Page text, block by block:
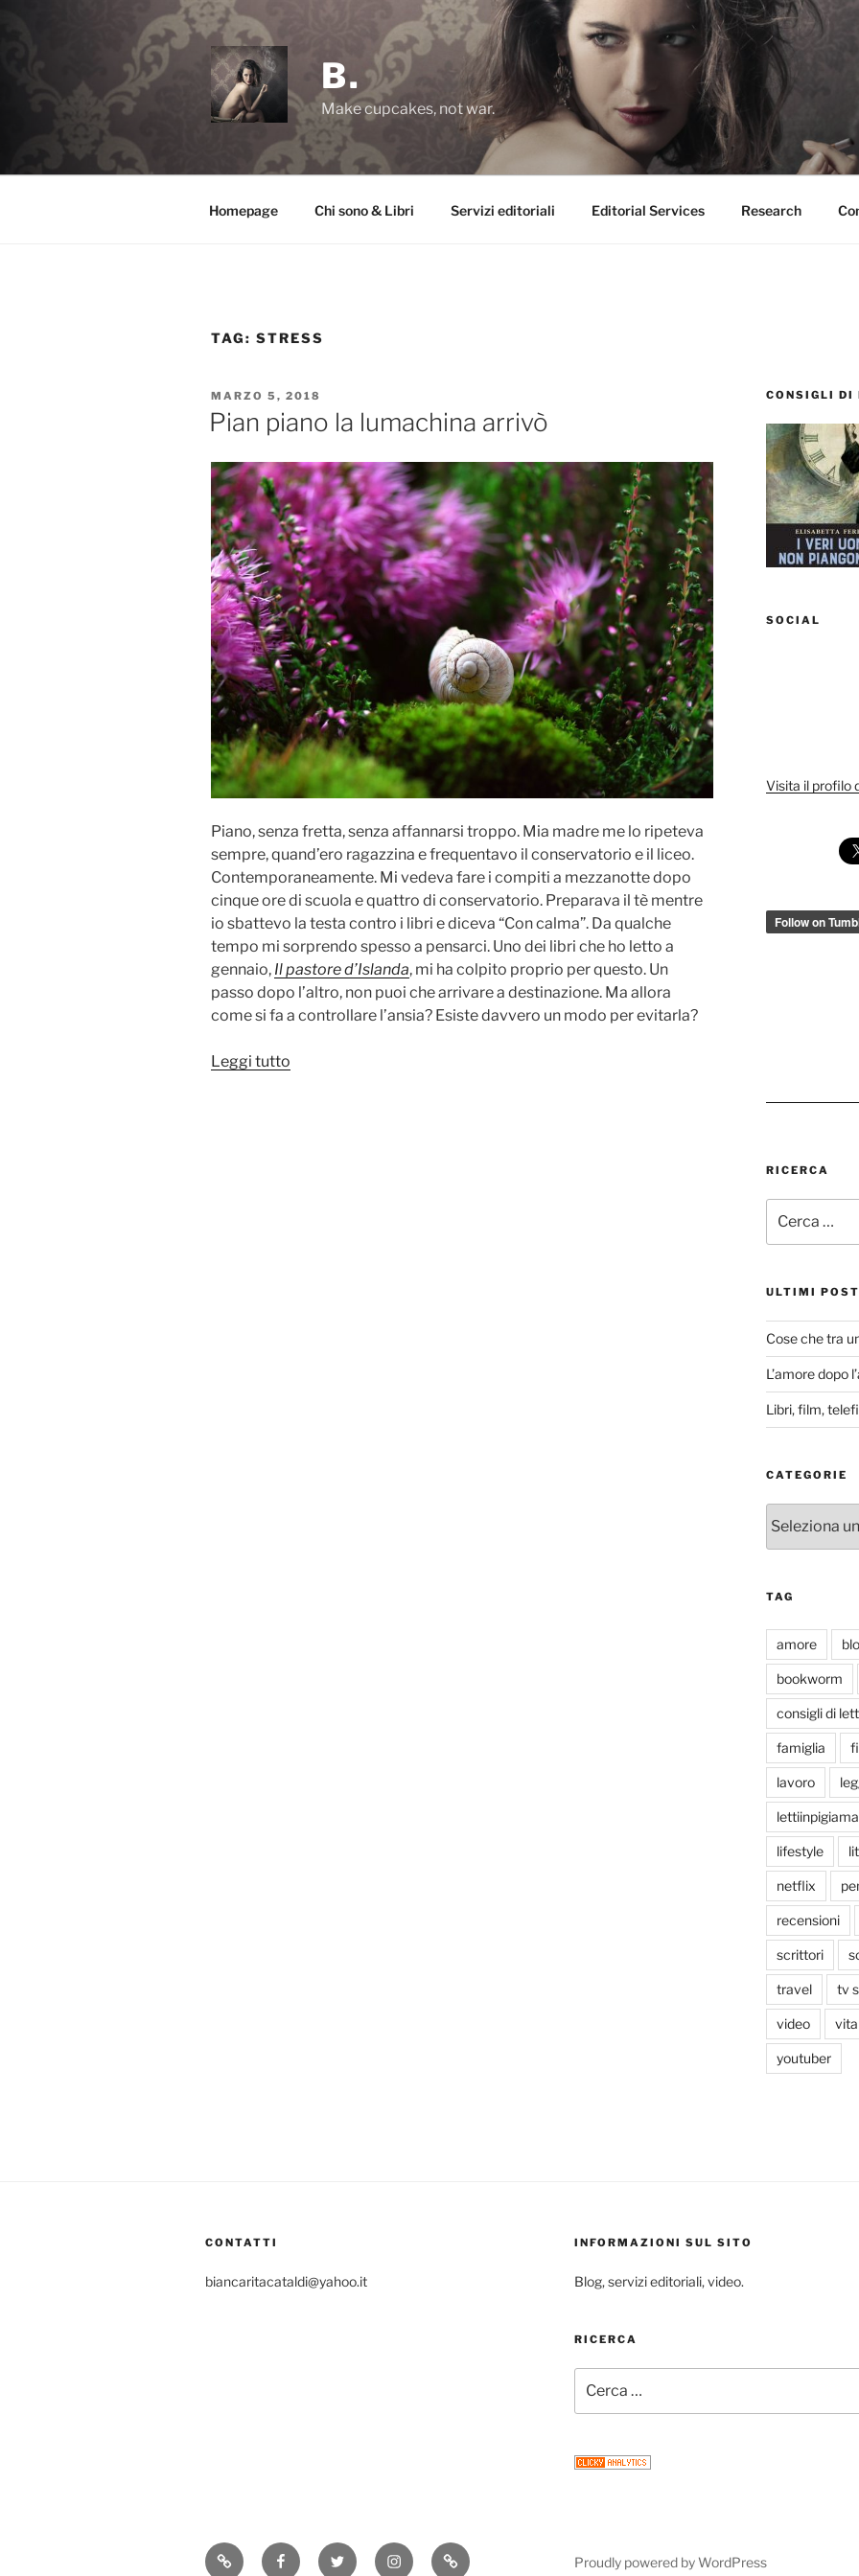
B.
Make cupcakes, not war.
Homepage Chi sono & Libri Servizi editoriali Editorial Services Research
TAG: STRESS
PUBBLICATO
IL
MARZO 5, 2018
Pian piano la lumachina arrivò
Piano, senza fretta, senza affannarsi troppo. Mia madre me lo ripeteva
sempre, quand’ero ragazzina e frequentavo il conservatorio e il liceo.
Contemporaneamente. Mi vedeva fare i compiti a mezzanotte dopo
cinque ore di scuola e quattro di conservatorio. Preparava il tè mentre
io sbattevo la testa contro i libri e diceva “Con calma”. Da qualche
tempo mi sorprendo spesso a pensarci. Uno dei libri che ho letto a
gennaio, Il pastore d’Islanda, mi ha colpito proprio per questo. Un
passo dopo l’altro, non puoi che arrivare a destinazione. Ma allora
come si fa a controllare l’ansia? Esiste davvero un modo per evitarla?
Leggi tutto
CONSIGLI DI
SOCIAL
Visita il profilo
RICERCA
ULTIMI POST
Cose che tra
L’amore dopo
Libri, film,
CATEGORIE
TAG
amore
bookworm
consigli di
famiglia
lavoro
lettiinpigiama
lifestyle
netflix
recensioni
scrittori
travel tv
video vita
youtuber
CONTATTI
biancaritacataldi@yahoo.it
INFORMAZIONI SUL SITO
Blog, servizi editoriali, video.
RICERCA
Consigli FacebookTwitter InstagramEmail Proudly powered by WordPress